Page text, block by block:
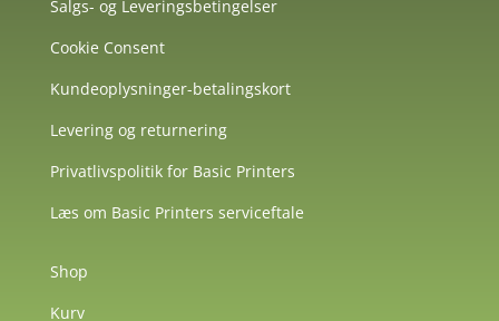
Salgs- og Leveringsbetingelser
Cookie Consent
Kundeoplysninger-betalingskort
Levering og returnering
Privatlivspolitik for Basic Printers
Læs om Basic Printers serviceftale
Shop
Kurv